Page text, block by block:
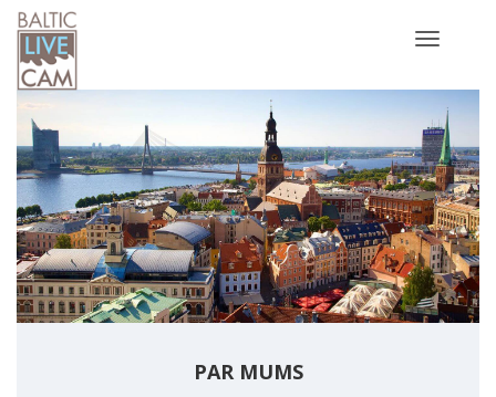
Toggle
PAR MUMS